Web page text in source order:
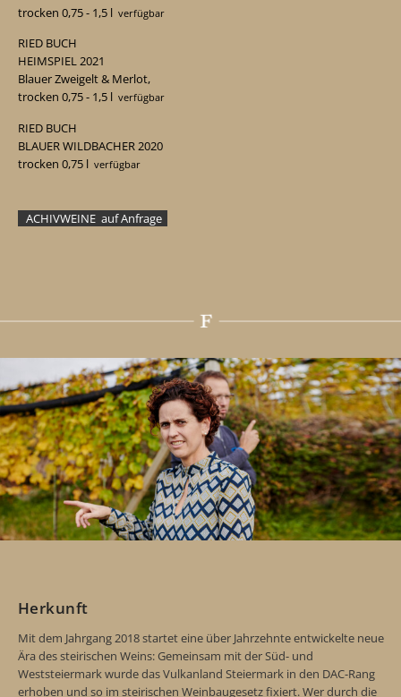
trocken 0,75- 1,5 l verfügbar
RIED BUCH
HEIMSPIEL 2021
Blauer Zweigelt & Merlot,
trocken 0,75- 1,5 l verfügbar
RIED BUCH
BLAUER WILDBACHER 2020
trocken 0,75 l verfügbar
ACHIVWEINE auf Anfrage
Herkunft
Mit dem Jahrgang 2018 startet eine über Jahrzehnte entwickelte neue
Ära des steirischen Weins: Gemeinsam mit der Süd- und
Weststeiermark wurde das Vulkanland Steiermark in den DAC-Rang
erhoben und so im steirischen Weinbaugesetz fixiert. Wer durch die